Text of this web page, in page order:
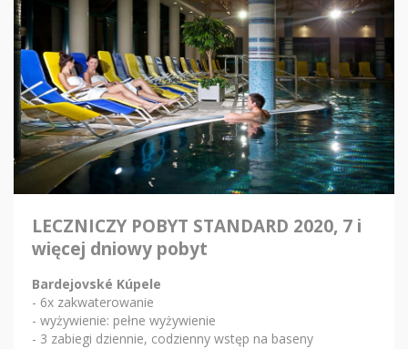
LECZNICZY POBYT STANDARD 2020, 7 i
więcej dniowy pobyt
Bardejovské Kúpele
- 6x zakwaterowanie
- wyżywienie: pełne wyżywienie
- 3 zabiegi dziennie, codzienny wstęp na baseny